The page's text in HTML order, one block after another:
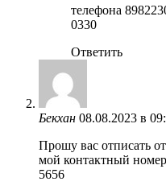
телефона
0330
Ответить
Бекхан 08.08.2023 в
Прошу вас отписать
мой контактный
5656